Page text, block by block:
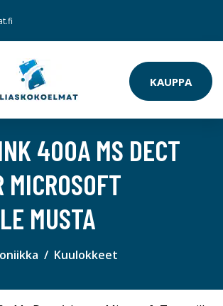
KAUPPA
400A MS DECT
MICROSOFT
MUSTA
Kuulokkeet